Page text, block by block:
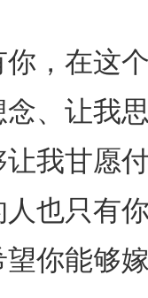
，在这个
、让我
我甘愿
也只有
你能够